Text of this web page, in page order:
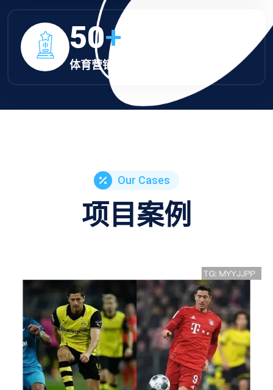
50+
体育营销卓越奖
Our Cases
项目案例
足坛换帅风暴席卷全球 多国主帅纷纷下课引